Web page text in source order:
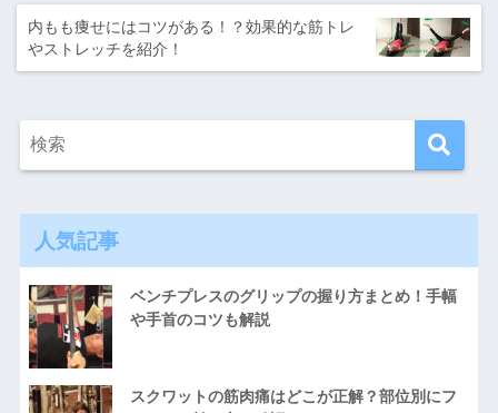
内もも痩せにはコツがある！？効果的な筋トレ
やストレッチを紹介！
人気記事
ベンチプレスのグリップの握り方まとめ！手幅
や手首のコツも解説
スクワットの筋肉痛はどこが正解？部位別にフ